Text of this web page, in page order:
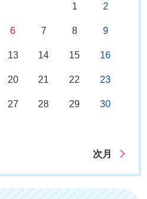
1 2
6 7 8 9
13 14 15 16
20 21 22 23
27 28 29 30
次月